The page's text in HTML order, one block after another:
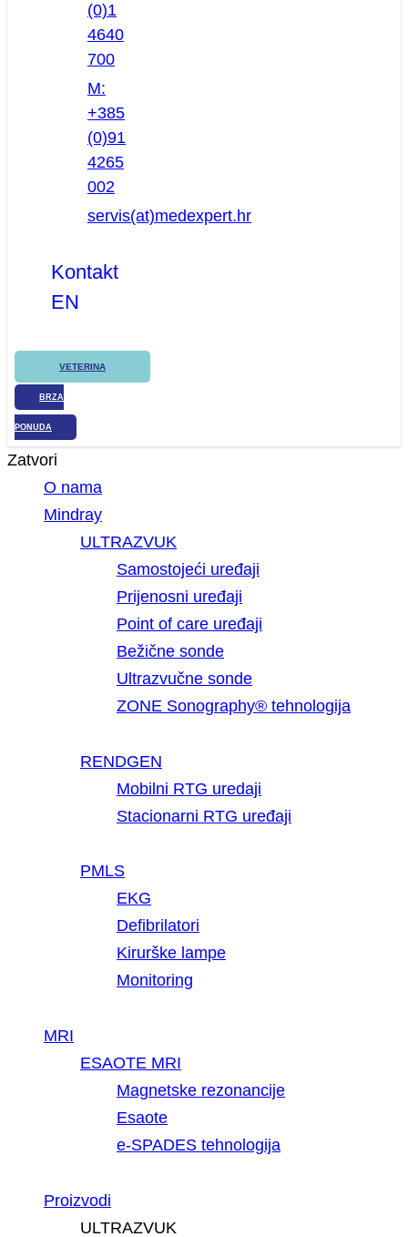
(0)1
4640
700
M:
+385
(0)91
4265
002
servis(at)medexpert.hr
Kontakt
EN
VETERINA
BRZA
PONUDA
Zatvori
O nama
Mindray
ULTRAZVUK
Samostojeći uređaji
Prijenosni uređaji
Point of care uređaji
Bežične sonde
Ultrazvučne sonde
ZONE Sonography® tehnologija
RENDGEN
Mobilni RTG uredaji
Stacionarni RTG uređaji
PMLS
EKG
Defibrilatori
Kirurške lampe
Monitoring
MRI
ESAOTE MRI
Magnetske rezonancije
Esaote
e-SPADES tehnologija
Proizvodi
ULTRAZVUK